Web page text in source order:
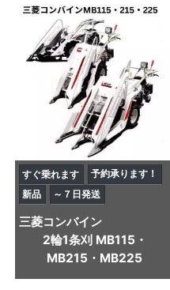
すぐ乗れます
予約承ります！
新品
～７日発送
三菱コンバイン
2輪1条刈 MB115・
MB215・MB225